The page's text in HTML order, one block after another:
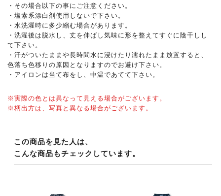
・その場合以下の事にご注意ください。
・塩素系漂白剤使用しないで下さい。
・水洗濯時に多少縮む場合があります。
・洗濯後は脱水し、丈を伸ばし気味に形を整えてすぐに陰干しし
て下さい。
・汗がついたままや長時間水に浸けたり濡れたまま放置すると、
色落ち色移りの原因となりますのでお避け下さい。
・アイロンは当て布をし、中温であてて下さい。
※実際の色とは異なって見える場合がございます。
※柄出方は、写真と異なる場合がございます。
この商品を見た人は、
こんな商品もチェックしています。